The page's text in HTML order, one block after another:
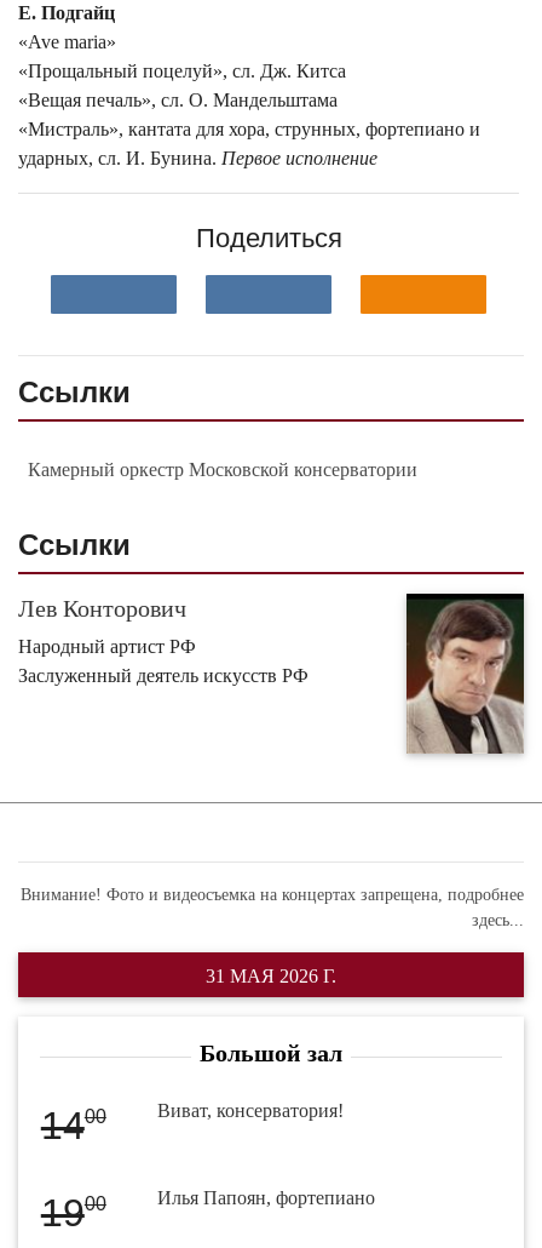
Е. Подгайц
«Ave maria»
«Прощальный поцелуй», сл. Дж. Китса
«Вещая печаль», сл. О. Мандельштама
«Мистраль», кантата для хора, струнных, фортепиано и
ударных, сл. И. Бунина. Первое исполнение
Поделиться
Ссылки
Камерный оркестр Московской консерватории
Ссылки
Лев Конторович
Народный артист РФ
Заслуженный деятель искусств РФ
Внимание! Фото и видеосъемка на концертах запрещена, подробнее
здесь...
31 МАЯ 2026 Г.
Большой зал
1400 Виват, консерватория!
1900 Илья Папоян, фортепиано